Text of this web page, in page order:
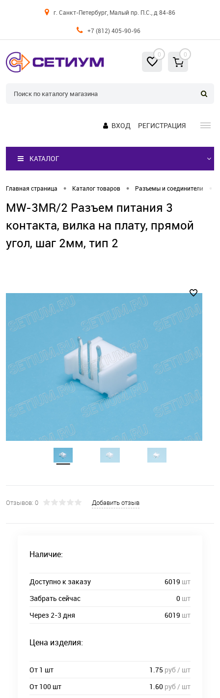
г. Санкт-Петербург, Малый пр. П.С., д 84-86
+7 (812) 405-90-96
0 0
ВХОД РЕГИСТРАЦИЯ
КАТАЛОГ
Главная страница • Каталог товаров • Разъемы и соединители
MW-3MR/2 Разъем питания 3
контакта, вилка на плату, прямой
угол, шаг 2мм, тип 2
Отзывов: 0 Добавить отзыв
Наличие:
Доступно к заказу 6019 шт
Забрать сейчас
0 шт
Через 2-3 дня
6019 шт
Цена изделия:
От 1 шт 1.75 руб / шт
От 100 шт
1.60 руб / шт